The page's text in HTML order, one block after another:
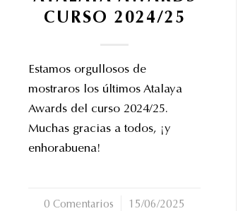
CURSO 2024/25
Estamos orgullosos de
mostraros los últimos Atalaya
Awards del curso 2024/25.
Muchas gracias a todos, ¡y
enhorabuena!
0 Comentarios
/ 15/06/2025